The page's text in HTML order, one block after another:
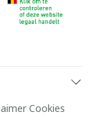
Cookies